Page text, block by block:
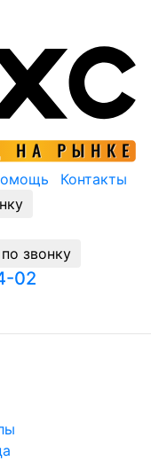
Контакты
звонку
02